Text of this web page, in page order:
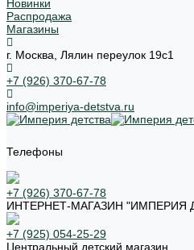
Новинки
Распродажа
Магазины
г. Москва, Лялин переулок 19с1
+7 (926) 370-67-78
info@imperiya-detstva.ru
Телефоны
+7 (926) 370-67-78
ИНТЕРНЕТ-МАГАЗИН "ИМПЕРИЯ
+7 (925) 054-25-29
Центральный детский магазин